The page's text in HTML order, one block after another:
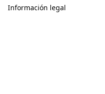
Información legal